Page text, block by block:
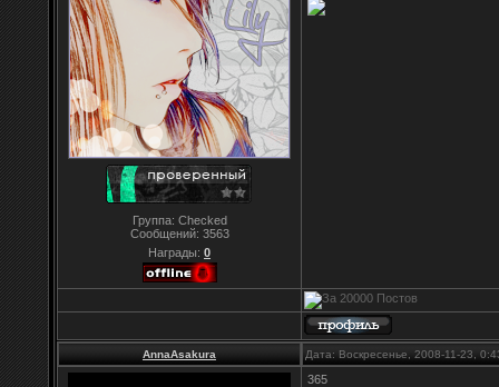
Группа: Checked
Сообщений: 3563
Награды: 0
AnnaAsakura Дата: Воскресенье, 2008-11-23,
365